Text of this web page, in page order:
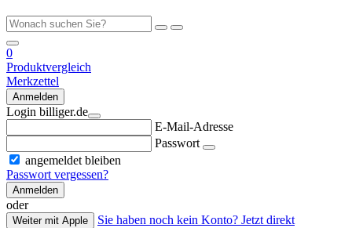
0
Produktvergleich
Merkzettel
Anmelden
Login billiger.de
E-Mail-Adresse
Passwort
angemeldet bleiben
Passwort vergessen?
Anmelden
oder
Weiter mit Apple
Sie haben noch kein Konto? Jetzt direkt